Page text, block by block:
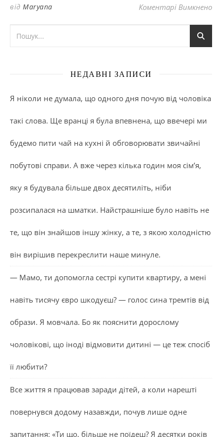
від Maryana Коментарі Вимкненодо
НЕДАВНІ ЗАПИСИ
Я ніколи не думала, що одного дня почую від чоловіка
такі слова. Ще вранці я була впевнена, що ввечері ми
будемо пити чай на кухні й обговорювати звичайні
побутові справи. А вже через кілька годин моя сім’я,
яку я будувала більше двох десятиліть, ніби
розсипалася на шматки. Найстрашніше було навіть не
те, що він знайшов іншу жінку, а те, з якою холодністю
він вирішив перекреслити наше минуле.
— Мамо, ти допомогла сестрі купити квартиру, а мені
навіть тисячу євро шкодуєш? — голос сина тремтів від
образи. Я мовчала. Бо як пояснити дорослому
чоловікові, що іноді відмовити дитині — це теж спосіб
її любити?
Все життя я працював заради дітей, а коли нарешті
повернувся додому назавжди, почув лише одне
запитання: «Ти що, більше не поїдеш? Я десятки років